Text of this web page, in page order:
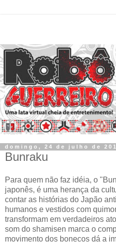
domingo, 24 de julho de
Bunraku
Para quem não faz idéia, o
japonês, é uma herança da
contar as histórias do Japão
humanos e vestidos com
transformam em verdadeiros
som do shamisen marca o
movimento dos bonecos dá a